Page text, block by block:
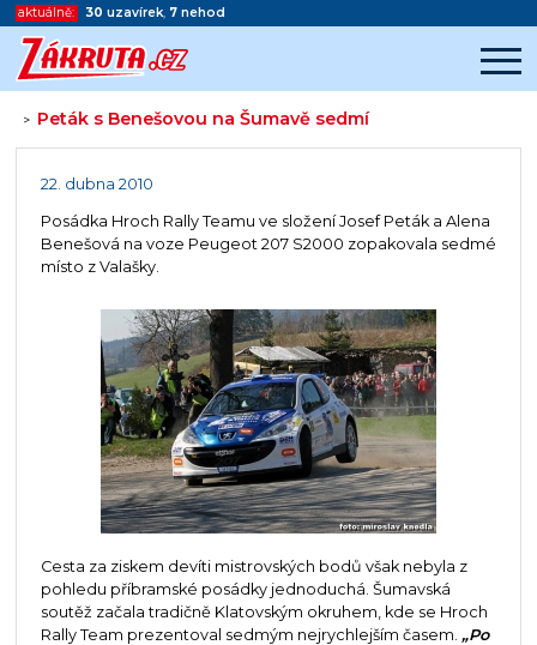
aktuálně: 30 uzavírek, 7 nehod
> Peták s Benešovou na Šumavě sedmí
Začátek reklamy
22. dubna 2010
Posádka Hroch Rally Teamu ve složení Josef Peták a Alena
Benešová na voze Peugeot 207 S2000 zopakovala sedmé
místo z Valašky.
Cesta za ziskem devíti mistrovských bodů však nebyla z
pohledu příbramské posádky jednoduchá. Šumavská
soutěž začala tradičně Klatovským okruhem, kde se Hroch
Rally Team prezentoval sedmým nejrychlejším časem. „Po